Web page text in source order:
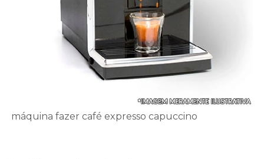
máquina fazer café expresso capuccino